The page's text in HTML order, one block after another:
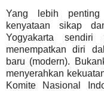
Yang lebih
kenyataan sikap
Yogyakarta
menempatkan diri
baru (modern).
menyerahkan
Komite Nasional